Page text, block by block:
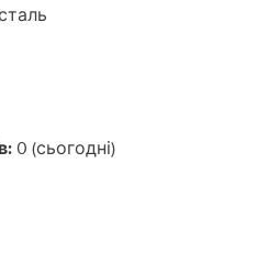
0 (сьогодні)